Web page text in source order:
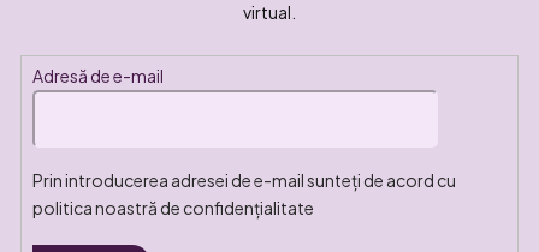
virtual.
Adresă de e-mail
Prin introducerea adresei de e-mail sunteți de acord cu
politica noastră de confidențialitate